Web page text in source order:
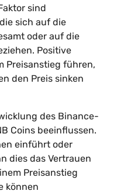
sind
sich auf die
oder auf die
Positive
Preisanstieg führen,
den Preis sinken
des Binance-
Coins beeinflussen.
einführt oder
dies das Vertrauen
Preisanstieg
können